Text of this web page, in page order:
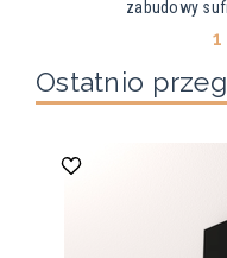
zabudowy
Ostatnio